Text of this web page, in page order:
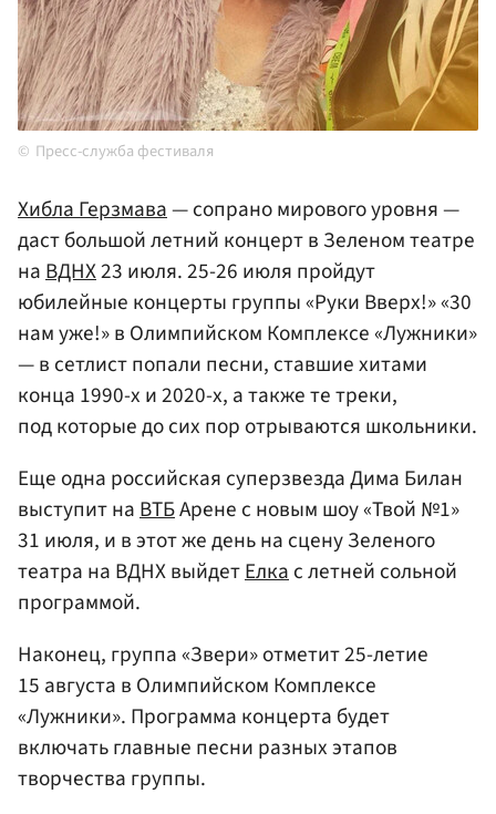
Пресс-служба фестиваля
Хибла Герзмава— сопрано мирового уровня —
даст большой летний концерт в Зеленом театре
наВДНХ23 июля. 25-26 июля пройдут
юбилейные концерты группы «Руки Вверх!» «30
нам уже!» в Олимпийском Комплексе «Лужники»
— в сетлист попали песни, ставшие хитами
конца 1990-х и 2020-х, а также те треки,
под которые до сих пор отрываются школьники.
Еще одна российская суперзвезда Дима Билан
выступит наВТБАрене с новым шоу «Твой №1»
31 июля, и в этот же день на сцену Зеленого
театра на ВДНХ выйдетЕлкас летней сольной
программой.
Наконец, группа «Звери» отметит 25-летие
15 августа в Олимпийском Комплексе
«Лужники». Программа концерта будет
включать главные песни разных этапов
творчества группы.